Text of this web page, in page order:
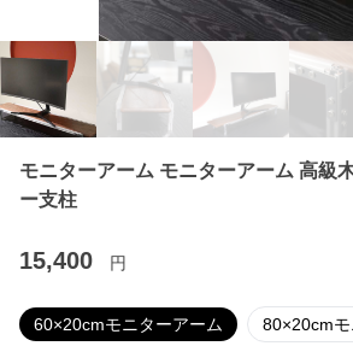
モニターアーム モニターアーム 高級
ー支柱
15,400 円
60×20cmモニターアーム 80×20cm